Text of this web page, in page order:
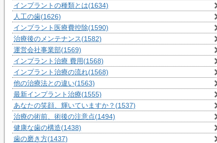
インプラントの種類とは(1634)
人工の歯(1626)
インプラント医療費控除(1590)
治療後のメンテナンス(1582)
運営会社事業部(1569)
インプラント治療 費用(1568)
インプラント治療の流れ(1568)
他の治療法との違い(1563)
最新インプラント治療(1555)
あなたの笑顔、輝いていますか？ (1537)
治療の術前、術後の注意点(1494)
健康な歯の構造(1438)
歯の磨き方(1437)